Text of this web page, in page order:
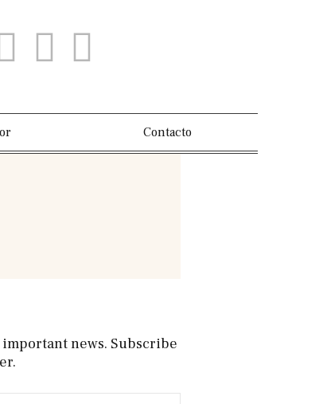
Contacto
important news. Subscribe